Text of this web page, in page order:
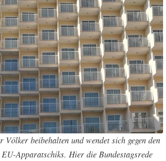
beibehalten und wendet sich gegen den
Apparatschiks. Hier die Bundestagsrede